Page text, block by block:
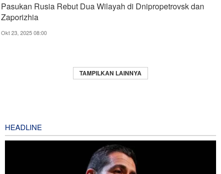
Pasukan Rusia Rebut Dua Wilayah di Dnipropetrovsk dan
Zaporizhia
Okt 23, 2025 08:00
TAMPILKAN LAINNYA
HEADLINE